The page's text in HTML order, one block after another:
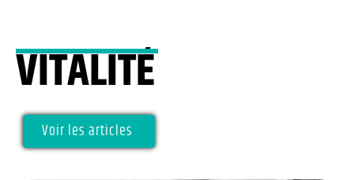
VITALITÉ
Voir les articles